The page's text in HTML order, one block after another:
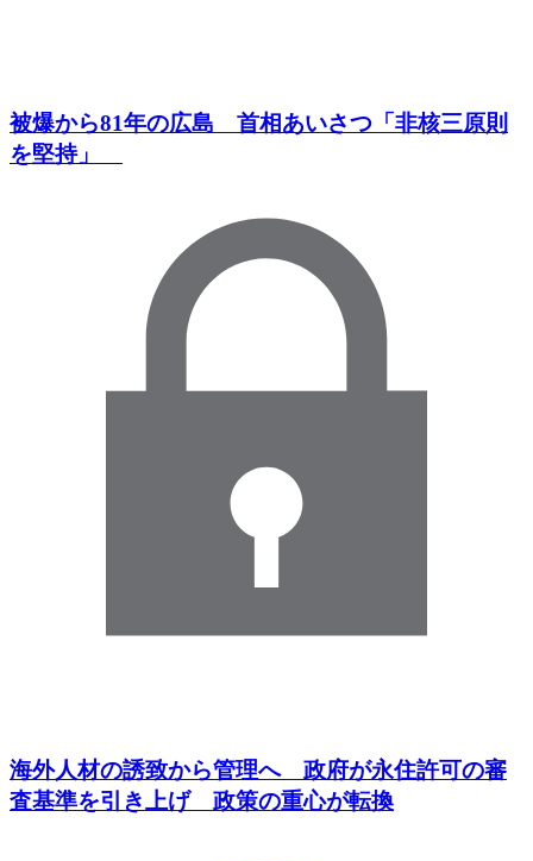
被爆から81年の広島 首相あいさつ「非核三原則
を堅持」
海外人材の誘致から管理へ 政府が永住許可の審
査基準を引き上げ 政策の重心が転換